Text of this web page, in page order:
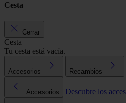
Cesta
Cerrar
Cesta
Tu cesta está vacía.
Accesorios Recambios
Accesorios Descubre los